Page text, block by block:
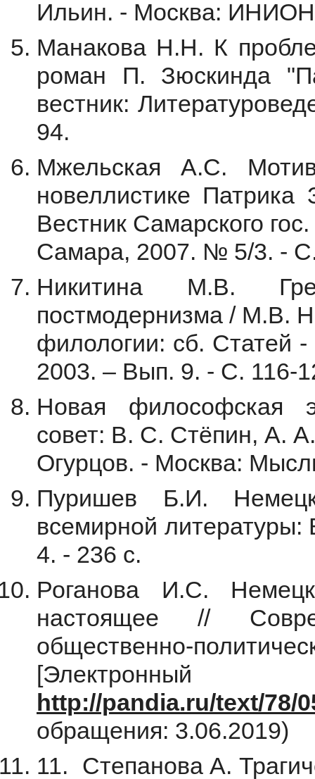
Ильин. - Москва:
Манакова Н.Н. К
роман П. Зюскинда
вестник:
94.
Мжельская А.С.
новеллистике
Вестник Самарского
Самара, 2007. № 5/3. -
Никитина М.В.
постмодернизма / М.В.
филологии: сб. Статей
2003. – Вып. 9. - С. 116-
Новая философская
совет: В. С. Стёпин, А.
Огурцов. - Москва:
Пуришев Б.И.
всемирной литературы:
4. - 236 c.
Роганова И.С.
настоящее //
общественно-
http://pandia.ru/text/78/
обращения: 3.06.2019)
11. Степанова А.